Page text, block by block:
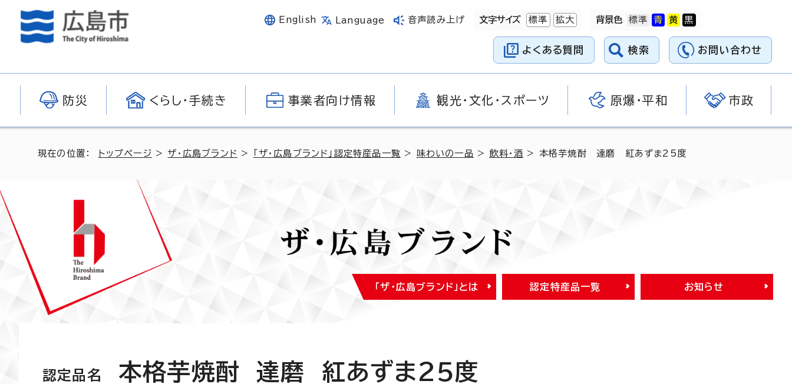
English Language 音声読み上げ 文字サイズ 標準 拡大 背景色
よくある質問 検索 お問い合わせ
防災 くらし・手続き 事業者向け情報 観光・文化・スポーツ 原爆・平和 市政
現在の位置： トップページ >ザ・広島ブランド > 「ザ・広島ブランド」認定特産品一覧 > 味わいの一品 > 飲料・酒 > 本格芋焼酎 達磨 紅あずま25度
「ザ・広島ブランド」とは 認定特産品一覧 お知らせ
認定品名 本格芋焼酎 達磨 紅あずま25度